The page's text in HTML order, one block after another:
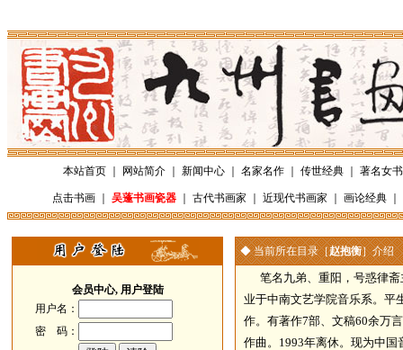
本站首页｜ 网站简介｜ 新闻中心 名家名作｜ 传世经典｜ 著名女
点击书画｜ 吴蓬书画瓷器｜ 古代书画家 近现代书画家 画论经典｜
会员中心, 用户登陆
用户名：
密 码：
◆ 当前所在目录［赵抱衡］介
笔名九弟、重阳，号惑律斋
业于中南文艺学院音乐系。平
作。有著作7部、文稿60余万
作曲。1993年离休。现为中